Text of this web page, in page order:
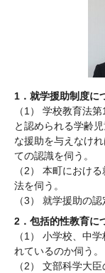
1．就学援助制度に
（1） 学校教育法
と認められる学齢
な援助を与えなけ
ての認識を伺う。
（2） 本町におけ
法を伺う。
（3） 就学援助の認
2．包括的性教育に
（1） 小学校、中
れているのか伺う。
（2） 文部科学大